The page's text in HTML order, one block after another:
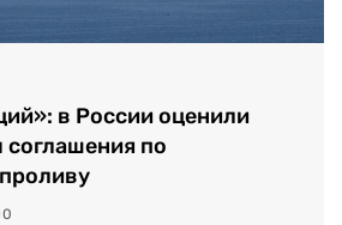
в России оценили
по